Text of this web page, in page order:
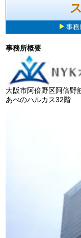
事務
事務所概要
大阪市阿倍野区阿倍野
あべのハルカス32階